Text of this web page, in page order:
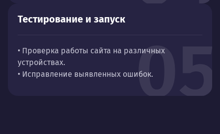
05
Тестирование и запуск
• Проверка работы сайта на различных
устройствах.
• Исправление выявленных ошибок.